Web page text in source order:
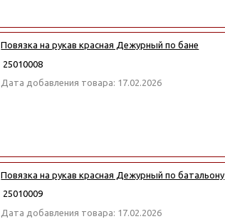
Повязка на рукав красная Дежурный по бане
25010008
Дата добавления товара: 17.02.2026
Повязка на рукав красная Дежурный по батальону
25010009
Дата добавления товара: 17.02.2026